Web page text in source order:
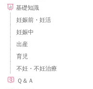
基礎知識
妊娠前・妊活
妊娠中
出産
育児
不妊・不妊治療
Ｑ＆Ａ